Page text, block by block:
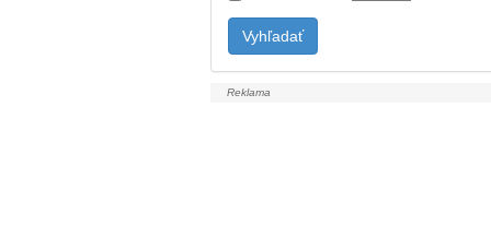
Vyhľadať